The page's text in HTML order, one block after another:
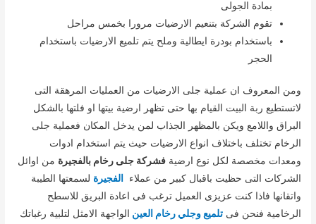
بمادة الجولى
تقوم الشركة بتنعيم الارضيات مرورا بخمس مراحل
باستخدام بودرة ايطالية وملح يتم تلميع الارضيات باستخدام
الحجر
ومن المعروف ان عملية جلى الارضيات من العمليات المرهقة التى
لاتستطيع ربة البيت القيام بها حتى تظهر ارضية بيتها او فلتها بالشكل
البراق واللامع ويكن بالمظهر الجذاب لمن يدخل المكان فعملية جلى
الرخام تختلف باختلاف انواع الارضيات حيث يتم استخدام ادوات
ومعدات مخصصة لكل نوع ارضيةفشركة جلى رخام بالفجيرة من اوائل
الشركات التى حظيت باقبال كبير من عملاء
الفجيرة لسمعتها الطيبة
واتقانها فاذا كنت عزيزى العميل ترغب فى اعادة البريق للاسطح
الرخامية فنحن فى تلميع وجلي رخام العين الواجهة الامثل لتلبية رغباتك